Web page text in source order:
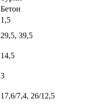
Бетон
1,5
29,5, 39,5
14,5
3
17,6/7,4, 26/12,5